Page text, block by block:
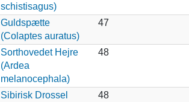
schistisagus)
Guldspætte
(Colaptes auratus)
47
Sorthovedet Hejre
(Ardea
melanocephala)
48
Sibirisk Drossel
48